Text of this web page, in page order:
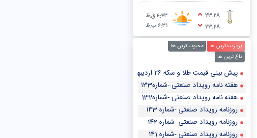
23.28
23.28
۴:۴۳ ق.ظ
۶:۳۱ ب.ظ
پربازدیدترین ها
محبوب ترین ها
داغ ترین ها
پیش‌ بینی قیمت طلا و سکه ۲۶ اردیبهشت ۱۴۰۳/ سکه امامی از رشد قیمت در بازار طلا جا ماند
هفته نامه رویداد صنعتی -شماره۱۳3
هفته نامه رویداد صنعتی -شماره132
روزنامه رویداد صنعتی -شماره ۱۴3
روزنامه رویداد صنعتی -شماره 142
روزنامه رویداد صنعتی -شماره ۱۴1